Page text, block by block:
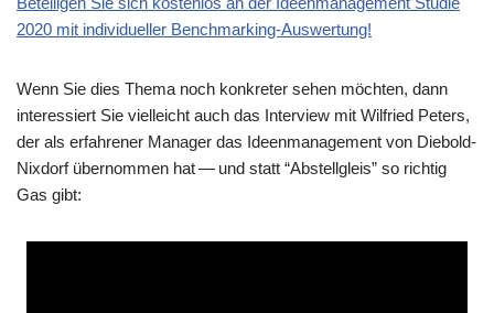
2020 mit indi­vi­du­el­ler Benchmarking-Auswertung!
Wenn Sie dies The­ma noch kon­kre­ter sehen möch­ten, dann
inter­es­siert Sie viel­leicht auch das Inter­view mit Wil­fried Peters,
der als erfah­re­ner Mana­ger das Ideen­ma­nage­ment von Die­bold­
Nix­dorf über­nom­men hat — und statt “Abstell­gleis” so rich­tig
Gas gibt: